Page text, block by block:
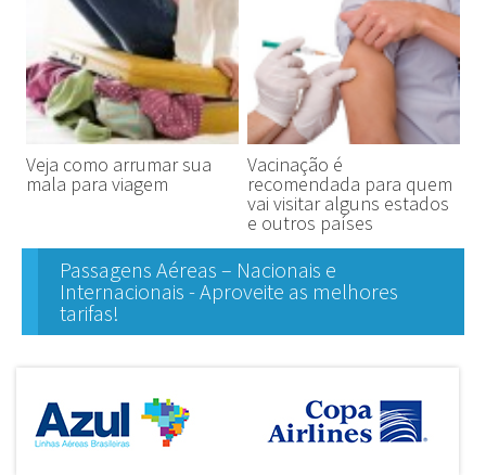
Veja como arrumar sua
mala para viagem
Vacinação é
recomendada para quem
vai visitar alguns estados
e outros países
Passagens Aéreas – Nacionais e
Internacionais - Aproveite as melhores
tarifas!